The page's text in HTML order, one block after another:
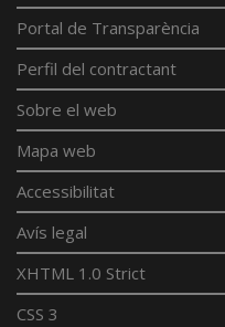
Portal de Transparència
Perfil del contractant
Sobre el web
Mapa web
Accessibilitat
Avís legal
XHTML 1.0 Strict
CSS 3